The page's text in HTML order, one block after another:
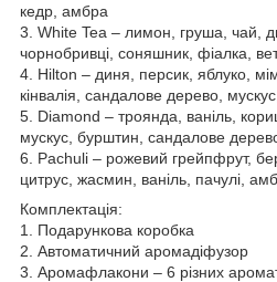
кедр, амбра
3. White Tea – лимон, груша, чай,
чорнобривці, соняшник, фіалка,
4. Hilton – диня, персик, яблуко,
кінвалія, сандалове дерево,
5. Diamond – троянда, ваніль,
мускус, бурштин, сандалове
6. Pachuli – рожевий грейпфрут,
цитрус, жасмин, ваніль, пачулі,
Комплектація:
1. Подарункова коробка
2. Автоматичний аромадіфузор
3. Аромафлакони – 6 різних